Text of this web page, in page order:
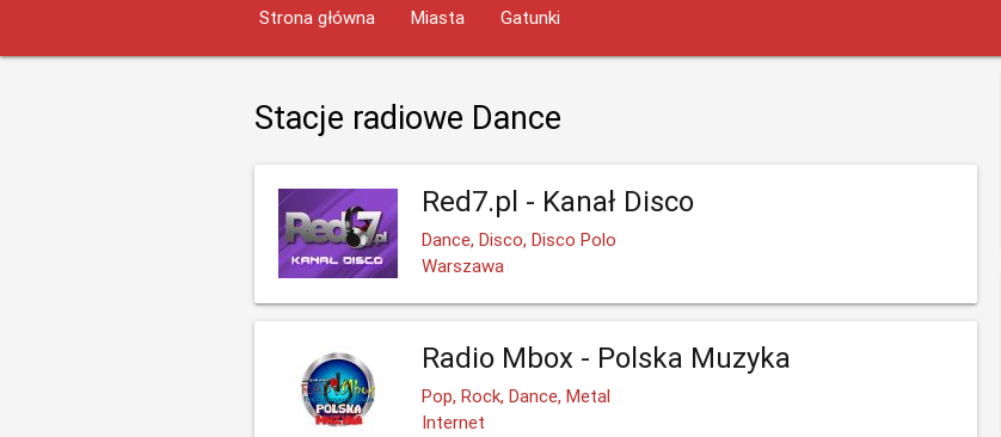
Strona główna Miasta Gatunki
Stacje radiowe Dance
Red7.pl - Kanał Disco
Dance, Disco, Disco Polo
Warszawa
Radio Mbox - Polska Muzyka
Pop, Rock, Dance, Metal
Internet